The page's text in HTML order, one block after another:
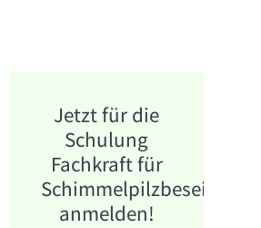
Jetzt für die
Schulung
Fachkraft für
Schimmelpilzbeseitigung
anmelden!